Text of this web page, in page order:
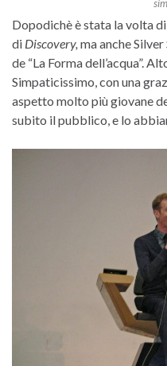
Dopodichè è stata la volta di
di Discovery, ma anche
de “La Forma dell’acqua”.
Simpaticissimo, con una
aspetto molto più giovane
subito il pubblico, e lo